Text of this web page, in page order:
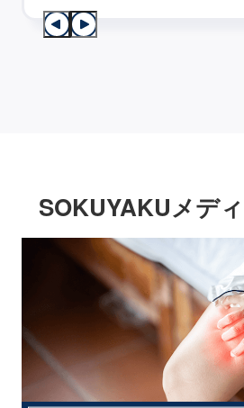
SOKUYAKUメデ